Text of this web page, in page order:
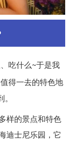
吃什么~于是我
得一去的特色地
样的景点和特色
迪士尼乐园，它